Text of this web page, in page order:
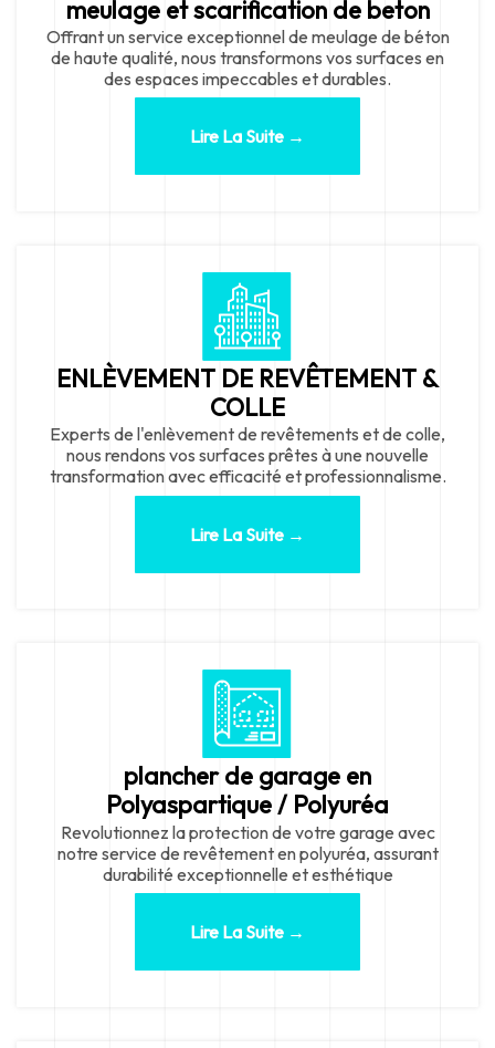
meulage et scarification de beton
Offrant un service exceptionnel de meulage de béton
de haute qualité, nous transformons vos surfaces en
des espaces impeccables et durables.
Lire La Suite →
ENLÈVEMENT DE REVÊTEMENT &
COLLE
Experts de l'enlèvement de revêtements et de colle,
nous rendons vos surfaces prêtes à une nouvelle
transformation avec efficacité et professionnalisme.
Lire La Suite →
plancher de garage en
Polyaspartique / Polyuréa
Revolutionnez la protection de votre garage avec
notre service de revêtement en polyuréa, assurant
durabilité exceptionnelle et esthétique
Lire La Suite →